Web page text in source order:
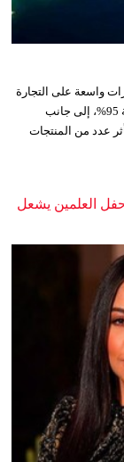
واسعة على التجارة
العالمية، مع تراجع صادرات الغاز الطبيعي المسال بنسبة 95%، إلى جانب
83%، فضلًا عن تأثر عدد من المنتجات
العلمين يشعل